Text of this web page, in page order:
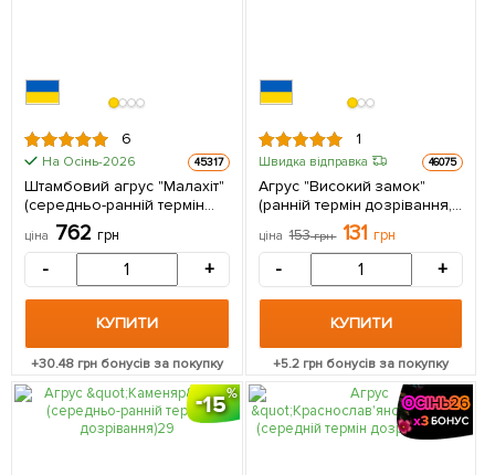
6
На Осінь-2026 45317
Штамбовий агрус "Малахіт"
(середньо-ранній термін
дозрівання) 1 саджанець в
упаковці
ціна 762 грн
- +
КУПИТИ
+30.48грн бонусів за покупку
1
Швидка відправка 46075
Агрус "Високий замок"
(ранній термін дозрівання,
високоврожайний сорт) 1
саджанець в упаковці
ціна 153грн 131 грн
- +
КУПИТИ
+5.2 грн бонусів за покупку
15